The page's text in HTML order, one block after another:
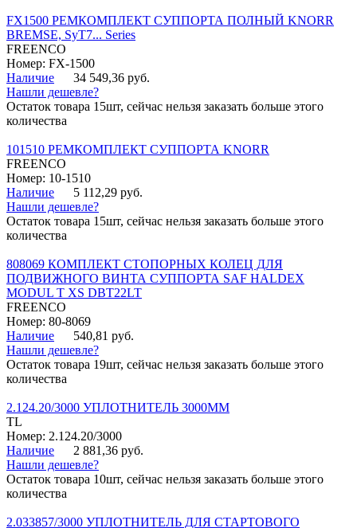
FX1500 РЕМКОМПЛЕКТ СУППОРТА ПОЛНЫЙ KNORR
BREMSE, SyT7... Series
FREENCO
Номер: FX-1500
Наличие
34 549,36 руб.
Нашли дешевле?
Остаток товара 15шт, сейчас нельзя заказать больше этого
количества
101510 РЕМКОМПЛЕКТ СУППОРТА KNORR
FREENCO
Номер: 10-1510
Наличие
5 112,29 руб.
Нашли дешевле?
Остаток товара 15шт, сейчас нельзя заказать больше этого
количества
808069 КОМПЛЕКТ СТОПОРНЫХ КОЛЕЦ ДЛЯ
ПОДВИЖНОГО ВИНТА СУППОРТА SAF HALDEX
MODUL T XS DBT22LT
FREENCO
Номер: 80-8069
Наличие
540,81 руб.
Нашли дешевле?
Остаток товара 19шт, сейчас нельзя заказать больше этого
количества
2.124.20/3000 УПЛОТНИТЕЛЬ 3000ММ
TL
Номер: 2.124.20/3000
Наличие
2 881,36 руб.
Нашли дешевле?
Остаток товара 10шт, сейчас нельзя заказать больше этого
количества
2.033857/3000 УПЛОТНИТЕЛЬ ДЛЯ СТАРТОВОГО